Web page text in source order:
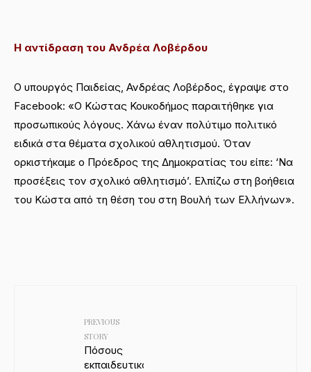
Η αντίδραση του Ανδρέα Λοβέρδου
O υπουργός Παιδείας, Ανδρέας Λοβέρδος, έγραψε στο
Facebook: «O Kώστας Κουκοδήμος παραιτήθηκε για
προσωπικούς λόγους. Χάνω έναν πολύτιμο πολιτικό
ειδικά στα θέματα σχολικού αθλητισμού. Όταν
ορκιστήκαμε ο Πρόεδρος της Δημοκρατίας του είπε: ‘Να
προσέξεις τον σχολικό αθλητισμό’. Ελπίζω στη βοήθεια
του Κώστα από τη θέση του στη Βουλή των Ελλήνων».
PREVIOUS
STORY
Πόσους
εκπαιδευτικούς